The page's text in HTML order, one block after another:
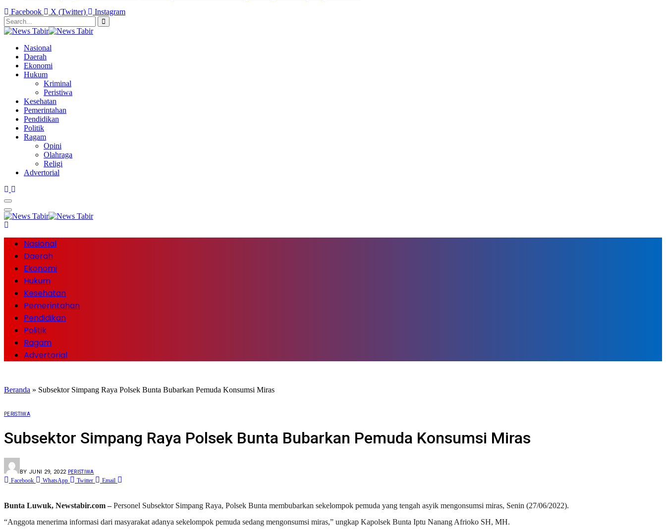
Facebook
X (Twitter) Instagram
Nasional
Daerah
Ekonomi
Hukum
Kriminal
Peristiwa
Kesehatan
Pemerintahan
Pendidikan
Politik
Ragam
Opini
Olahraga
Religi
Advertorial
Nasional
Daerah
Ekonomi
Hukum
Kesehatan
Pemerintahan
Pendidikan
Politik
Ragam
Advertorial
Beranda » Subsektor Simpang Raya Polsek Bunta Bubarkan Pemuda Konsumsi Miras
PERISTIWA
Subsektor Simpang Raya Polsek Bunta Bubarkan Pemuda Konsumsi Miras
BY JUNI 29, 2022 PERISTIWA
Facebook WhatsApp Twitter Email
Bunta Luwuk, Newstabir.com –Personel Subsektor Simpang Raya, Polsek Bunta membubarkan sekelompok pemuda yang tengah asyik mengonsumsi miras, Senin (27/06/2022).
“Anggota menerima informasi dari masyarakat adanya sekelompok pemuda sedang mengonsumsi miras,” ungkap Kapolsek Bunta Iptu Nanang Afrioko SH, MH.